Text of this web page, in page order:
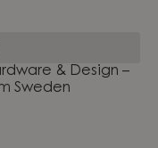
& Design –
Sweden